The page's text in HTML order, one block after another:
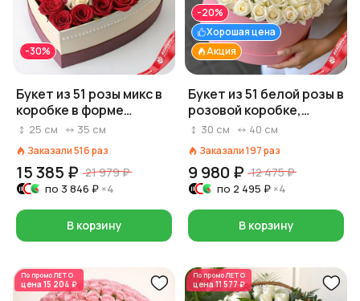
-30%
Букет из 51 розы микс в
коробке в форме
сердца
25 см 35 см
Заказали516раз
15 385 ₽ 21 979 ₽
по 3 846 ₽ ×4
В корзину
Акция
Хорошая цена
-20%
Букет из 51 белой розы в
розовой коробке,
Россия, 40 см
30 см 40 см
Заказали197раз
9 980 ₽ 12 475 ₽
по 2 495 ₽ ×4
В корзину
По промоЛЕТО
цена 15 204 ₽
По промоЛЕТО
цена 11 577 ₽